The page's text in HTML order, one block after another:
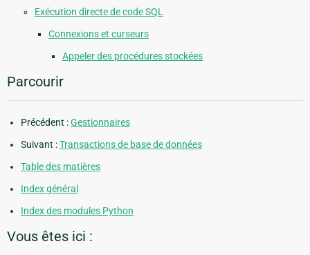
Exécution directe de code SQL
Connexions et curseurs
Appeler des procédures stockées
Parcourir
Précédent :Gestionnaires
Suivant :Transactions de base de données
Table des matières
Index général
Index des modules Python
Vous êtes ici :